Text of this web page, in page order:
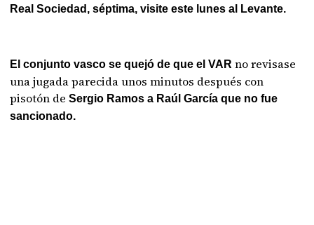
Real Sociedad, séptima, visite este lunes al Levante.
El conjunto vasco se quejó de que el VAR no revisase
una jugada parecida unos minutos después con
pisotón deSergio Ramos a Raúl García que no fue
sancionado.